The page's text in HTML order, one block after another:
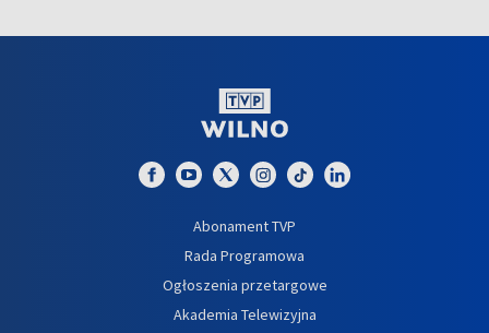
Abonament TVP
Rada Programowa
Ogłoszenia przetargowe
Akademia Telewizyjna